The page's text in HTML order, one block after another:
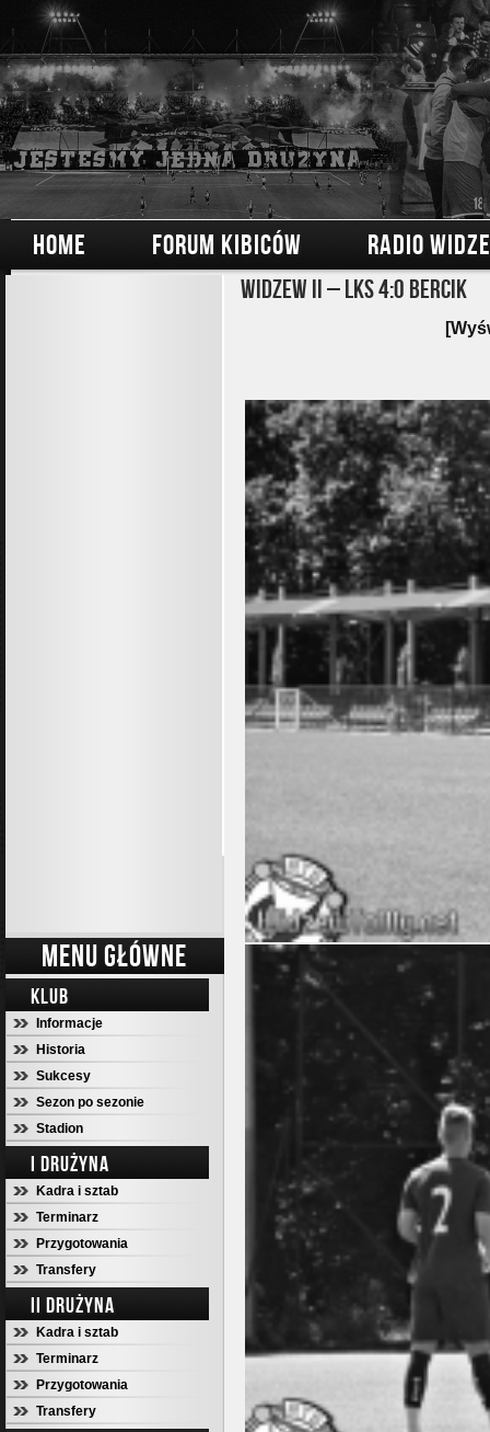
HOME FORUM KIBICÓW RADIO
MENU GŁÓWNE
KLUB
Informacje
Historia
Sukcesy
Sezon po sezonie
Stadion
I DRUŻYNA
Kadra i sztab
Terminarz
Przygotowania
Transfery
II DRUŻYNA
Kadra i sztab
Terminarz
Przygotowania
Transfery
Widzew II – LKS 4:0 Bercik